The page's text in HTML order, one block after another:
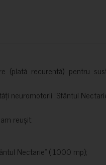
(plată recurentă) pentru
neuromotorii ”Sfântul
reușit:
Nectarie” ( 1000 mp);